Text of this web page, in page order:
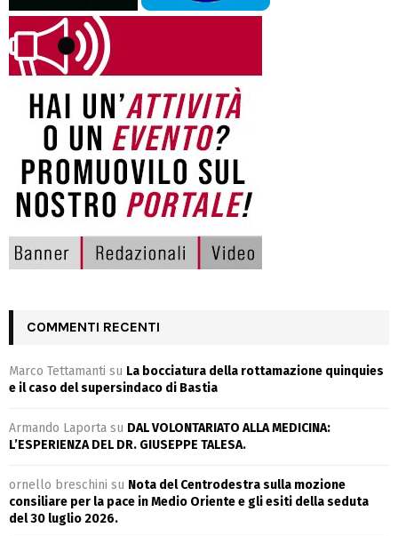
COMMENTI RECENTI
Marco Tettamanti su La bocciatura della rottamazione quinquies
e il caso del supersindaco di Bastia
Armando Laporta su DAL VOLONTARIATO ALLA MEDICINA:
L’ESPERIENZA DEL DR. GIUSEPPE TALESA.
ornello breschini su Nota del Centrodestra sulla mozione
consiliare per la pace in Medio Oriente e gli esiti della seduta
del 30 luglio 2026.